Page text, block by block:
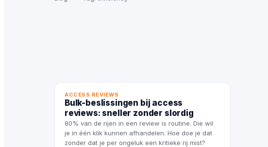
ACCESS REVIEWS
Bulk-beslissingen bij access
reviews: sneller zonder slordig
80% van de rijen in een review is routine. Die wil
je in één klik kunnen afhandelen. Hoe doe je dat
zonder dat je per ongeluk een kritieke rij mist?